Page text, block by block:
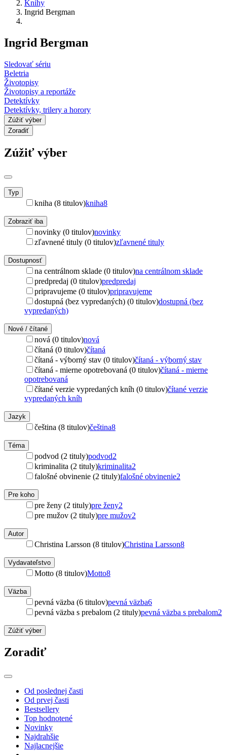
Knihy
Ingrid Bergman
Ingrid Bergman
Sledovať sériu
Beletria
Životopisy
Životopisy a reportáže
Detektívky
Detektívky, trilery a horory
Zúžiť výber
Zoradiť
Zúžiť výber
Typ
kniha (8 titulov)kniha8
Zobraziť iba
novinky (0 titulov)novinky
zľavnené tituly (0 titulov)zľavnené tituly
Dostupnosť
na centrálnom sklade (0 titulov)na centrálnom sklade
predpredaj (0 titulov)predpredaj
pripravujeme (0 titulov)pripravujeme
dostupná (bez vypredaných) (0 titulov)dostupná (bez
vypredaných)
Nové / čítané
nová (0 titulov)nová
čítaná (0 titulov)čítaná
čítaná - výborný stav (0 titulov)čítaná - výborný stav
čítaná - mierne opotrebovaná (0 titulov)čítaná - mierne
opotrebovaná
čítané verzie vypredaných kníh (0 titulov)čítané verzie
vypredaných kníh
Jazyk
čeština (8 titulov)čeština8
Téma
podvod (2 tituly)podvod2
kriminalita (2 tituly)kriminalita2
falošné obvinenie (2 tituly)falošné obvinenie2
Pre koho
pre ženy (2 tituly)pre ženy2
pre mužov (2 tituly)pre mužov2
Autor
Christina Larsson (8 titulov)Christina Larsson8
Vydavateľstvo
Motto (8 titulov)Motto8
Väzba
pevná väzba (6 titulov)pevná väzba6
pevná väzba s prebalom (2 tituly)pevná väzba s prebalom2
Zúžiť výber
Zoradiť
Od poslednej časti
Od prvej časti
Bestsellery
Top hodnotené
Novinky
Najdrahšie
Najlacnejšie